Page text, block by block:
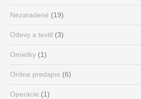
Nezaradené (19)
Odevy a textil (3)
Omietky (1)
Online predajne (6)
Operácie (1)